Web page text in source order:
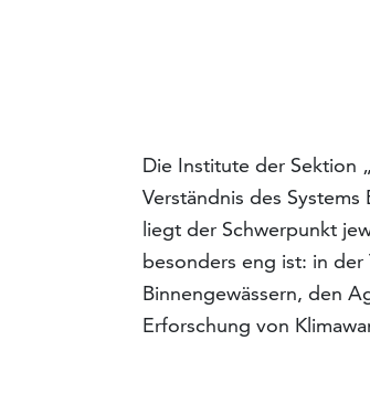
Die Institute der Sektion
Verständnis des
liegt der Schwerpunkt
besonders eng ist: in
Binnengewässern, den
Erforschung von